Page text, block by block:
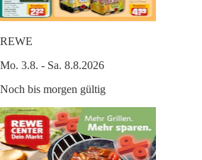
REWE
Mo. 3.8. - Sa. 8.8.2026
Noch bis morgen gültig